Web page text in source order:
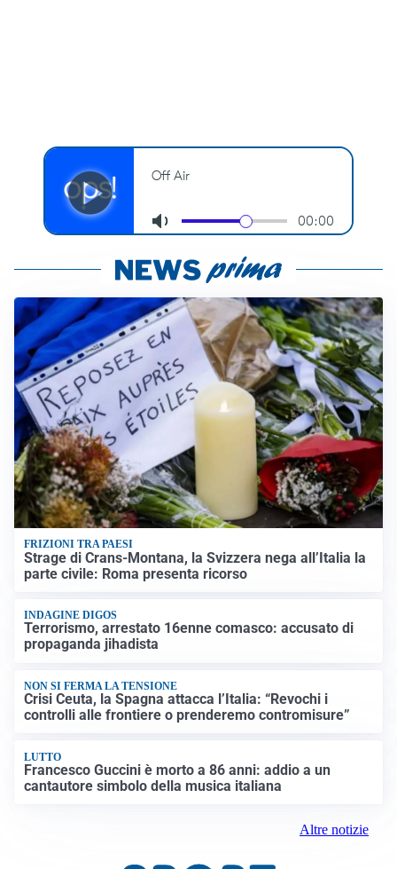
FRIZIONI TRA PAESI
Strage di Crans-Montana, la Svizzera nega all’Italia la
parte civile: Roma presenta ricorso
INDAGINE DIGOS
Terrorismo, arrestato 16enne comasco: accusato di
propaganda jihadista
NON SI FERMA LA TENSIONE
Crisi Ceuta, la Spagna attacca l’Italia: “Revochi i
controlli alle frontiere o prenderemo contromisure”
LUTTO
Francesco Guccini è morto a 86 anni: addio a un
cantautore simbolo della musica italiana
Altre notizie